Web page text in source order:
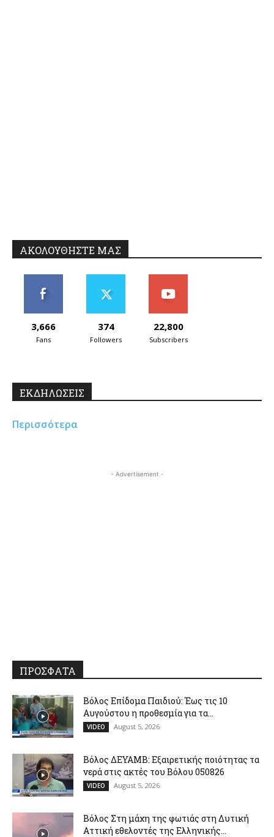
ΑΚΟΛΟΥΘΗΣΤΕ ΜΑΣ
3,666
Fans
374
Followers
22,800
Subscribers
ΕΚΔΗΛΩΣΕΙΣ
Περισσότερα
- Advertisement -
ΠΡΟΣΦΑΤΑ
Βόλος Επίδομα Παιδιού: Έως τις 10
Αυγούστου η προθεσμία για τα...
VIDEO August 5, 2026
Βόλος ΔΕΥΑΜΒ: Εξαιρετικής ποιότητας τα
νερά στις ακτές του Βόλου 050826
VIDEO August 5, 2026
Βόλος Στη μάχη της φωτιάς στη Δυτική
Αττική εθελοντές της Ελληνικής...